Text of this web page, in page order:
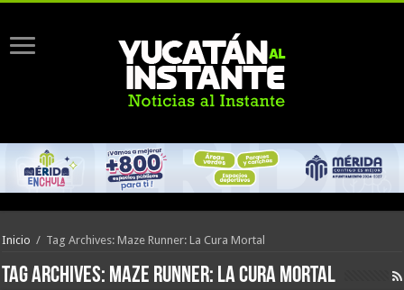
Inicio / Tag Archives: Maze Runner: La Cura Mortal
Tag Archives: Maze Runner: La Cura Mortal